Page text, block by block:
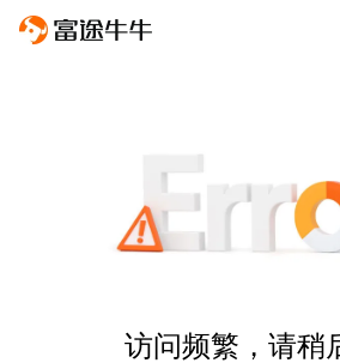
访问频繁，请稍